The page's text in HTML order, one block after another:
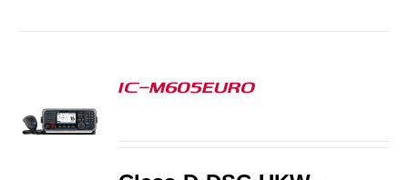
IC-M605EURO